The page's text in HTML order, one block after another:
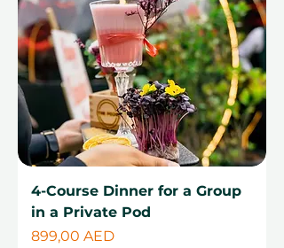
4-Course Dinner for a Group
in a Private Pod
Цена
899,00 AED